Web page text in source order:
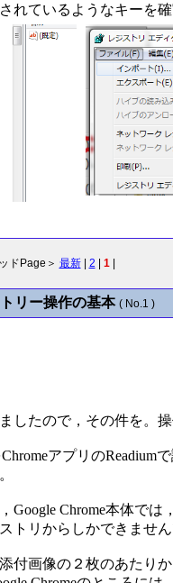
れているようなキーを
ドPage＞ 最新| 2 1|
リー操作の基本 ( No.1 )
したので，その件を。
アプリのReadium
Google Chrome本体で
トリからしかできません
付画像の２枚のあたり